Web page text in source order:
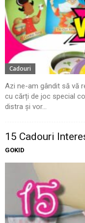
Cadouri
Azi ne-am gândit să vă
cu cărți de joc special
distra și vor...
15 Cadouri
GOKID